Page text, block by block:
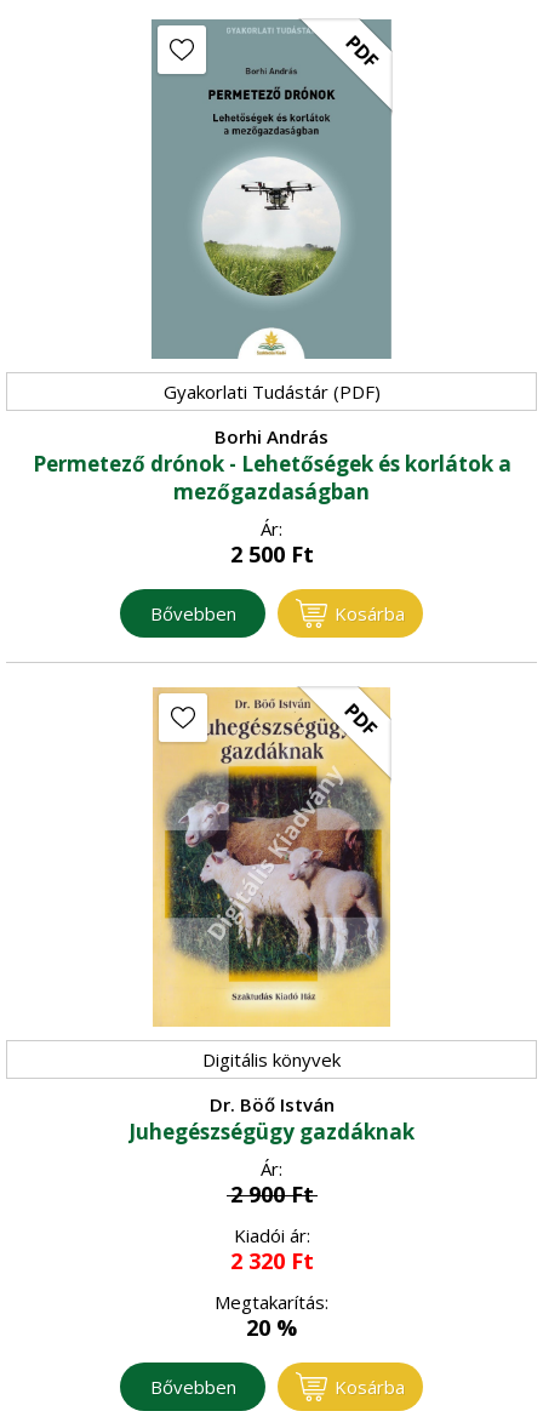
PDF
Gyakorlati Tudástár (PDF)
Borhi András
Permetező drónok - Lehetőségek és korlátok a
mezőgazdaságban
Ár:
2 500Ft
Bővebben Kosárba
PDF
Digitális könyvek
Dr. Böő István
Juhegészségügy gazdáknak
Ár:
2 900Ft
Kiadói ár:
2 320Ft
Megtakarítás:
20 %
Bővebben Kosárba